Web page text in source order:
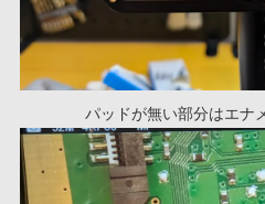
パッドが無い部分はエナ